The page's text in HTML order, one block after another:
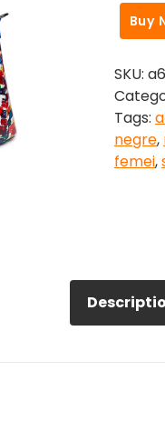
Buy
SKU:
Tags:
negre,
femei,